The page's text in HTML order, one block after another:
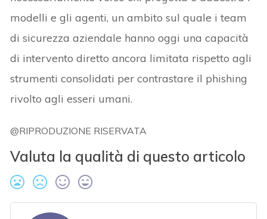
modelli e gli agenti, un ambito sul quale i team
di sicurezza aziendale hanno oggi una capacità
di intervento diretto ancora limitata rispetto agli
strumenti consolidati per contrastare il phishing
rivolto agli esseri umani.
@RIPRODUZIONE RISERVATA
Valuta la qualità di questo articolo